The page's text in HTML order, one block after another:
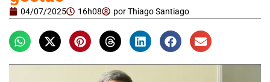
04/07/2025 16h08 porThiago Santiago